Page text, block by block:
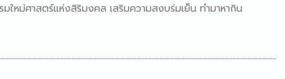
ใหม่ศาสตร์แห่งสิริมงคล เสริมความสงบร่มเย็น ทำมาหากิน